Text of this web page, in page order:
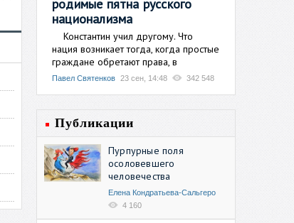
родимые пятна русского
национализма
Константин учил другому. Что
нация возникает тогда, когда простые
граждане обретают права, в
Павел Святенков 23 сен, 14:48 342 548
Публикации
Пурпурные поля
осоловевшего
человечества
Елена Кондратьева-Сальгеро
4 160